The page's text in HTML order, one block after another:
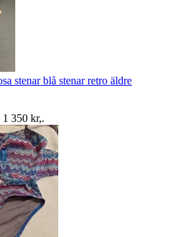
stenar blå stenar retro äldre
1 350 kr,.